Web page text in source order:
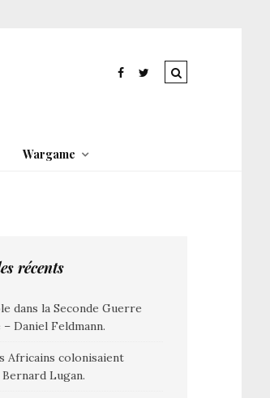
Wargame
récents
dans la Seconde Guerre
– Daniel Feldmann.
Africains colonisaient
Bernard Lugan.